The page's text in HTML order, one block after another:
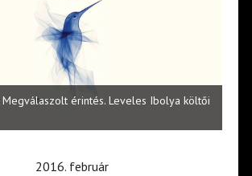
Megválaszolt érintés. Leveles Ibolya költői
2016. február